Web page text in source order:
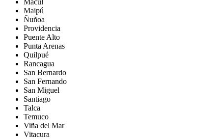
Macul
Maipú
Ñuñoa
Providencia
Puente Alto
Punta Arenas
Quilpué
Rancagua
San Bernardo
San Fernando
San Miguel
Santiago
Talca
Temuco
Viña del Mar
Vitacura